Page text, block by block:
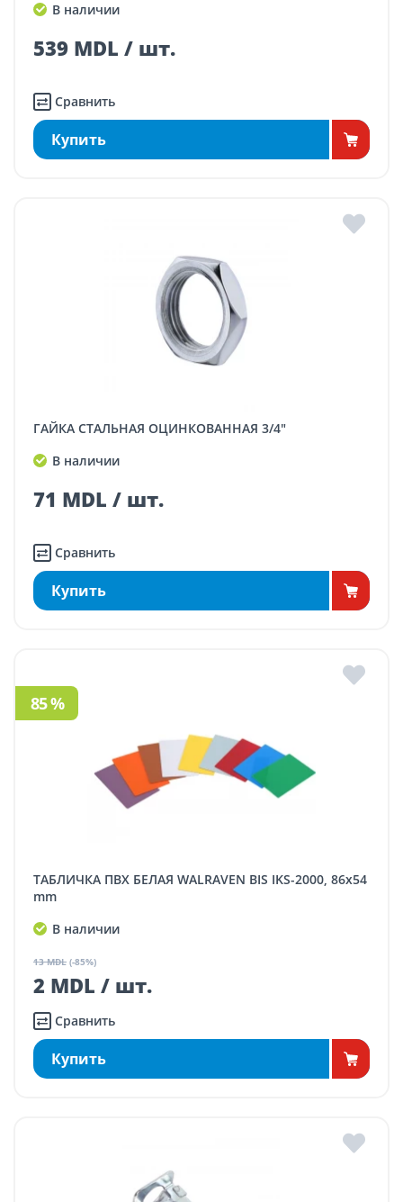
В наличии
539 MDL / шт.
Сравнить
Купить
ГАЙКА СТАЛЬНАЯ ОЦИНКОВАННАЯ 3/4"
В наличии
71 MDL / шт.
Сравнить
Купить
ТАБЛИЧКА ПВХ БЕЛАЯ WALRAVEN BIS IKS-2000, 86x54
mm
В наличии
13 MDL (-85%)
2 MDL / шт.
85 %
Сравнить
Купить